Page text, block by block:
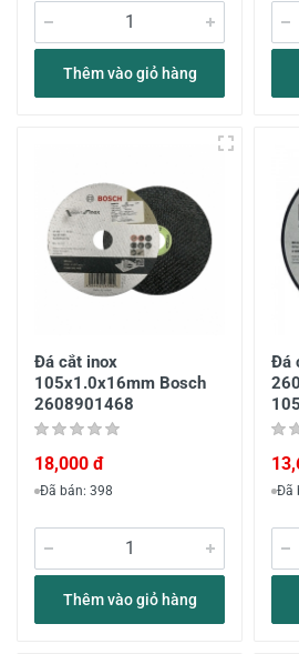
Thêm vào giỏ hàng
Đá cắt inox
105x1.0x16mm Bosch
2608901468
18,000 đ
Đã bán: 398
Thêm vào giỏ hàng
Đá
Đã